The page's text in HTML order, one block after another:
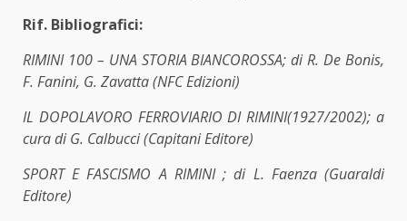
Rif. Bibliografici:
RIMINI 100 – UNA STORIA BIANCOROSSA; di R. De Bonis,
F. Fanini, G. Zavatta (NFC Edizioni)
IL DOPOLAVORO FERROVIARIO DI RIMINI(1927/2002); a
cura di G. Calbucci (Capitani Editore)
SPORT E FASCISMO A RIMINI ; di L. Faenza (Guaraldi
Editore)